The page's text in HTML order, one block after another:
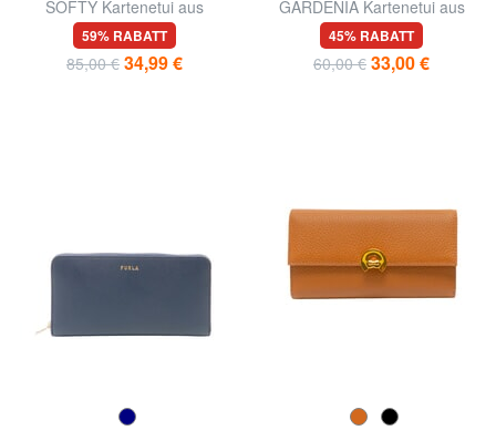
SOFTY Kartenetui aus
gehämmertem Leder
59% RABATT
85,00 € 34,99 €
GARDENIA Kartenetui aus
Leder mit Andromeda-Print
45% RABATT
60,00 € 33,00 €